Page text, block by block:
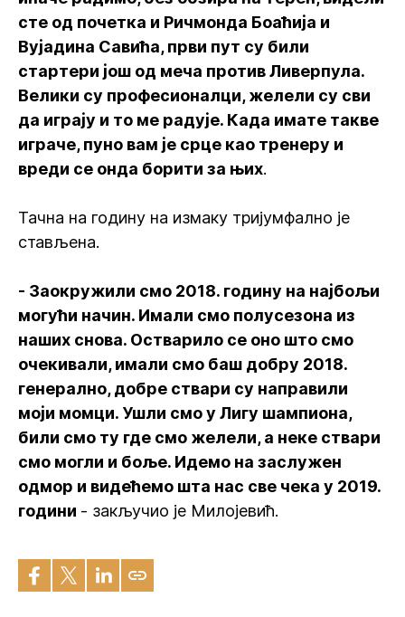
сте од почетка и Ричмонда Боаћија и
Вујадина Савића, први пут су били
стартери још од меча против Ливерпула.
Велики су професионалци, желели су сви
да играју и то ме радује. Када имате такве
играче, пуно вам је срце као тренеру и
вреди се онда борити за њих.
Тачна на годину на измаку тријумфално је
стављена.
- Заокружили смо 2018. годину на најбољи
могући начин. Имали смо полусезона из
наших снова. Остварило се оно што смо
очекивали, имали смо баш добру 2018.
генерално, добре ствари су направили
моји момци. Ушли смо у Лигу шампиона,
били смо ту где смо желели, а неке ствари
смо могли и боље. Идемо на заслужен
одмор и видећемо шта нас све чека у 2019.
години - закључио је Милојевић.